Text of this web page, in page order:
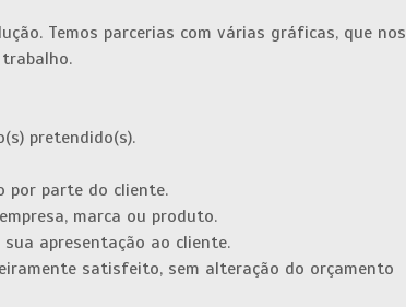
Temos parcerias com várias gráficas, que nos
pretendido(s).
por parte do cliente.
marca ou produto.
apresentação ao cliente.
satisfeito, sem alteração do orçamento